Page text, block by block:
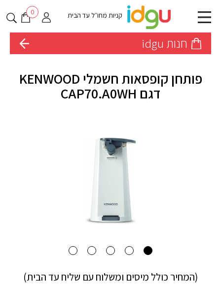
קניות מחו״ל עד הבית 0
חנות idgu
פותחן קופסאות חשמלי KENWOOD
דגם CAP70.A0WH
(המחיר כולל מיסים ומשלוח עם שליח עד הבית)